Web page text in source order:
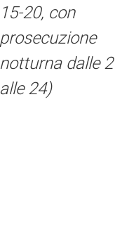
15-20, con
prosecuzione
notturna dalle
alle 24)